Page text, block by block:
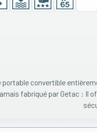
portable convertible
fabriqué par Getac : Il